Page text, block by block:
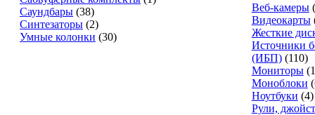
Саундбары (38)
Синтезаторы (2)
Умные колонки (30)
Веб-камеры
Видеокарты
Жесткие
Источники
(ИБП) (110)
Мониторы
Моноблоки
Ноутбуки (4)
Рули,